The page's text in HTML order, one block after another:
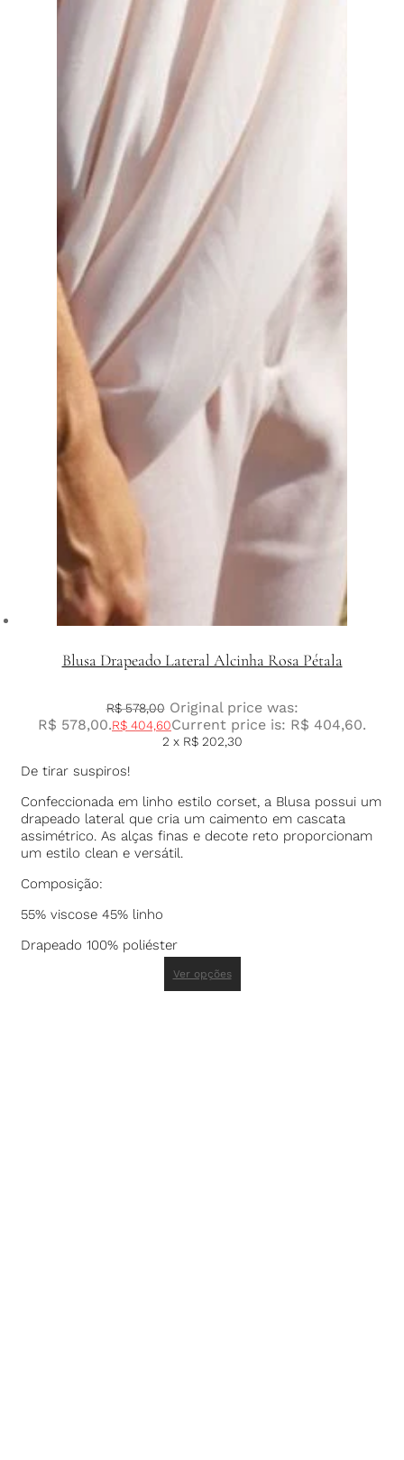
Blusa Drapeado Lateral Alcinha Rosa Pétala
R$578,00 Original price was:
R$ 578,00.R$ 404,60Current price is: R$ 404,60.
2 x R$202,30
De tirar suspiros!
Confeccionada em linho estilo corset, a Blusa possui um
drapeado lateral que cria um caimento em cascata
assimétrico. As alças finas e decote reto proporcionam
um estilo clean e versátil.
Composição:
55% viscose 45% linho
Drapeado 100% poliéster
Ver opções